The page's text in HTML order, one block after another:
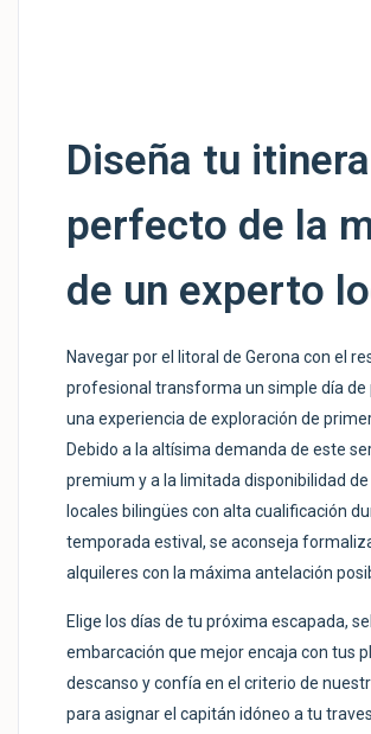
Diseña tu
perfecto de la
de un experto
Navegar por el litoral de Gerona con el
profesional transforma un simple día de
una experiencia de exploración de primer
Debido a la altísima demanda de este
premium y a la limitada disponibilidad
locales bilingües con alta cualificación
temporada estival, se aconseja
alquileres con la máxima antelación
Elige los días de tu próxima escapada,
embarcación que mejor encaja con tus
descanso y confía en el criterio de
para asignar el capitán idóneo a tu